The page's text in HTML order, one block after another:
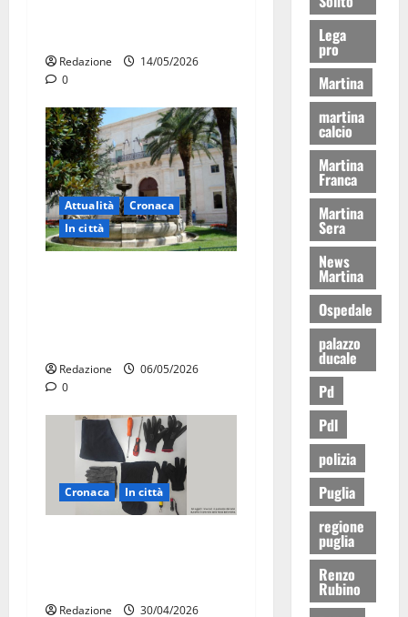
Redazione
14/05/2026
0
Attualità
Cronaca
In città
Redazione
06/05/2026
0
Cronaca In città
Redazione
30/04/2026
Lega
pro
Martina
martina
calcio
Martina
Franca
Martina
Sera
News
Martina
Ospedale
palazzo
ducale
Pd
Pdl
polizia
Puglia
regione
puglia
Renzo
Rubino